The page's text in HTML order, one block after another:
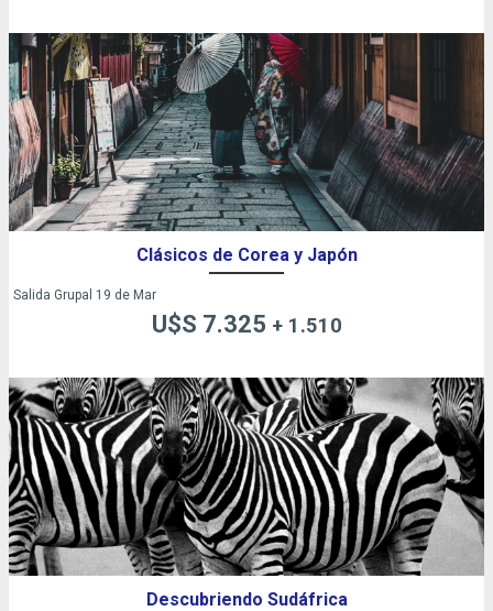
Clásicos de Corea y Japón
Salida Grupal 19 de Mar
U$S 7.325 + 1.510
Descubriendo Sudáfrica